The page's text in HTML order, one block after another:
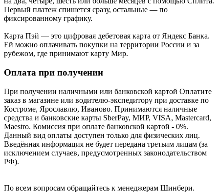
Первый платеж спишется сразу, остальные — по
фиксированному графику.
Карта Пэй — это цифровая дебетовая карта от Яндекс Банка.
Ей можно оплачивать покупки на территории России и за
рубежом, где принимают карту Мир.
Оплата при получении
При получении наличными или банковской картой Оплатите
заказ в магазине или водителю-экспедитору при доставке по
Костроме, Ярославлю, Иваново. Принимаются наличные
средства и банковские карты SberPay, МИР, VISA, Mastercard,
Maestro. Комиссия при оплате банковской картой - 0%.
Данный вид оплаты доступен только для физических лиц.
Введённая информация не будет передана третьим лицам (за
исключением случаев, предусмотренных законодательством
РФ).
По всем вопросам обращайтесь к менеджерам Шинбери.